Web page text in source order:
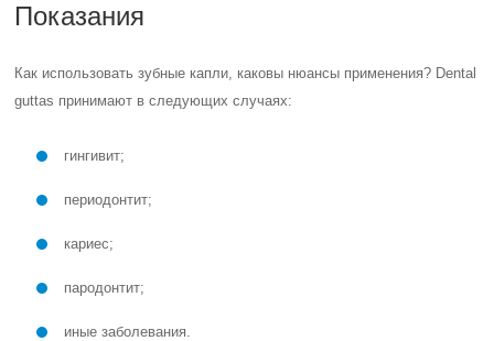
Показания
Как использовать зубные капли, каковы нюансы применения? Dental
guttas принимают в следующих случаях:
гингивит;
периодонтит;
кариес;
пародонтит;
иные заболевания.